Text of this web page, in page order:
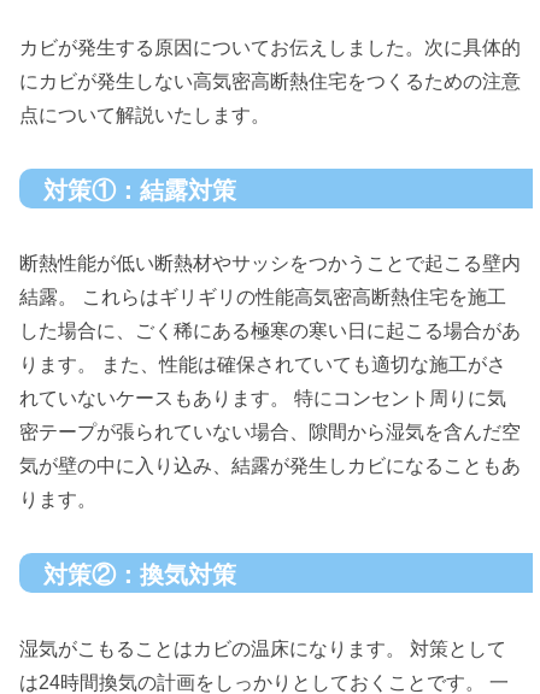
カビが発生する原因についてお伝えしました。次に具体的
にカビが発生しない高気密高断熱住宅をつくるための注意
点について解説いたします。
対策①：結露対策
断熱性能が低い断熱材やサッシをつかうことで起こる壁内
結露。 これらはギリギリの性能高気密高断熱住宅を施工
した場合に、ごく稀にある極寒の寒い日に起こる場合があ
ります。 また、性能は確保されていても適切な施工がさ
れていないケースもあります。 特にコンセント周りに気
密テープが張られていない場合、隙間から湿気を含んだ空
気が壁の中に入り込み、結露が発生しカビになることもあ
ります。
対策②：換気対策
湿気がこもることはカビの温床になります。 対策として
は24時間換気の計画をしっかりとしておくことです。 一